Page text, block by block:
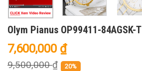
Olym Pianus OP99411-84AGSK-T
7,600,000 ₫
9,500,000₫ 20%